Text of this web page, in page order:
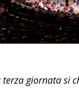
giornata si